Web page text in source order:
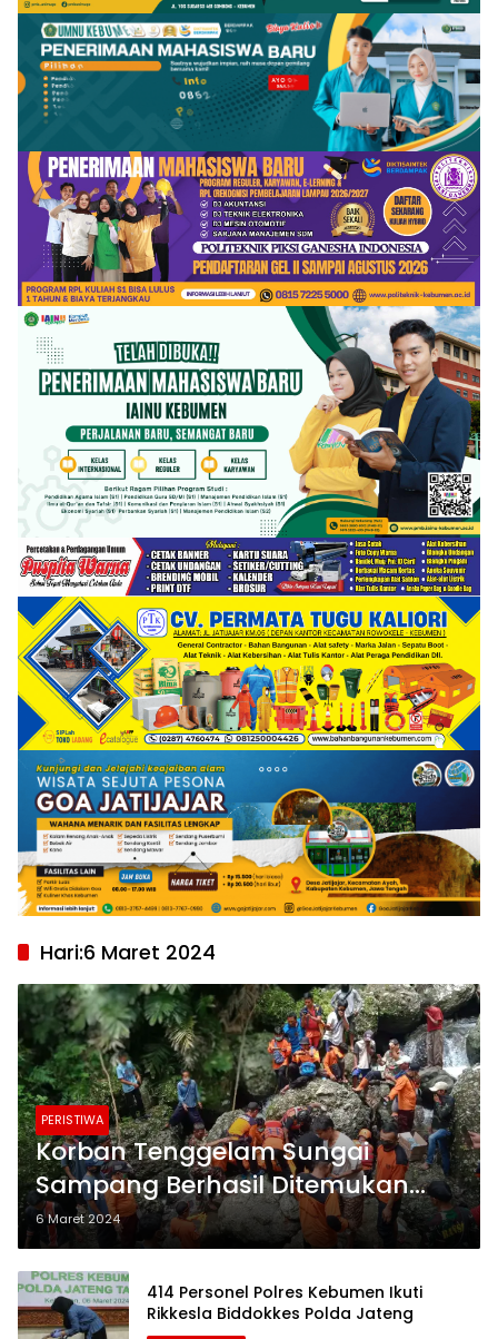
Hari:6 Maret 2024
PERISTIWA
Korban Tenggelam Sungai
Sampang Berhasil Ditemukan
Terjepit di Bebatuan
6 Maret 2024
414 Personel Polres Kebumen Ikuti
Rikkesla Biddokkes Polda Jateng